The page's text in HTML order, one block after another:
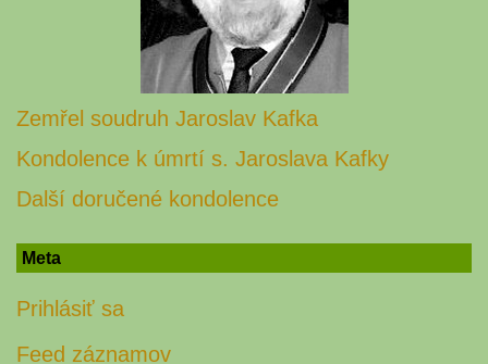
Zemřel soudruh Jaroslav Kafka
Kondolence k úmrtí s. Jaroslava Kafky
Další doručené kondolence
Meta
Prihlásiť sa
Feed záznamov